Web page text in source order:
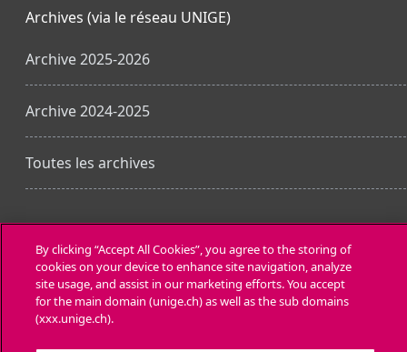
Apri indice del corso
Archives (via le réseau UNIGE)
Archive 2025-2026
Archive 2024-2025
Toutes les archives
Ottieni l'app mobile
By clicking “Accept All Cookies”, you agree to the storing of
cookies on your device to enhance site navigation, analyze
site usage, and assist in our marketing efforts. You accept
for the main domain (unige.ch) as well as the sub domains
(xxx.unige.ch).